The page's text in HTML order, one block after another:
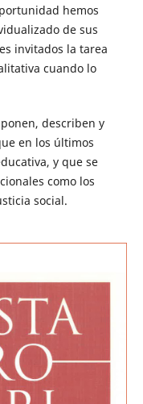
hemos
de sus
invitados la tarea
cuando lo
describen y
en los últimos
y que se
como los
social.